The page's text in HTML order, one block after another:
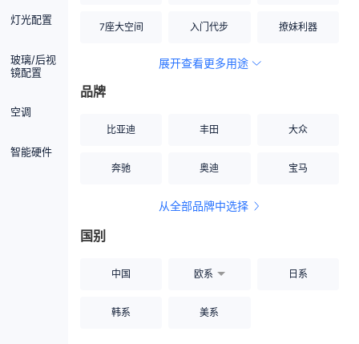
灯光配置
玻璃/后视
镜配置
空调
智能硬件
7座大空间 入门代步 撩妹利器
空间宽敞
展开查看更多用途
品牌
比亚迪 丰田 大众
奔驰 奥迪 宝马
从全部品牌中选择
国别
中国 欧系 日系
韩系 美系